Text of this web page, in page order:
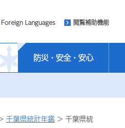
Foreign Languages 閲覧補助機能
防災・安全・安心
千葉県統計年鑑 > 千葉県統